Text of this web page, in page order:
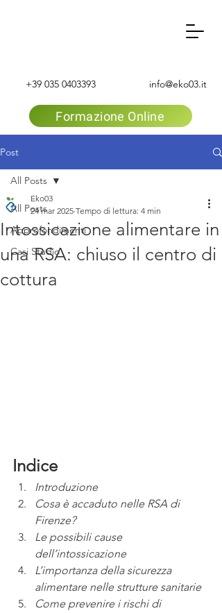
+39 035 0403393 info@eko03.it
Formazione Online
Post
All Posts
Approfondimenti
Casi Studio
All Posts
Intossicazione alimentare in
una RSA: chiuso il centro di
cottura
Eko03
24 mar 2025 Tempo di lettura: 4 min
Indice
Introduzione
Cosa è accaduto nelle RSA di
Firenze?
Le possibili cause
dell’intossicazione
L’importanza della sicurezza
alimentare nelle strutture sanitarie
Come prevenire i rischi di